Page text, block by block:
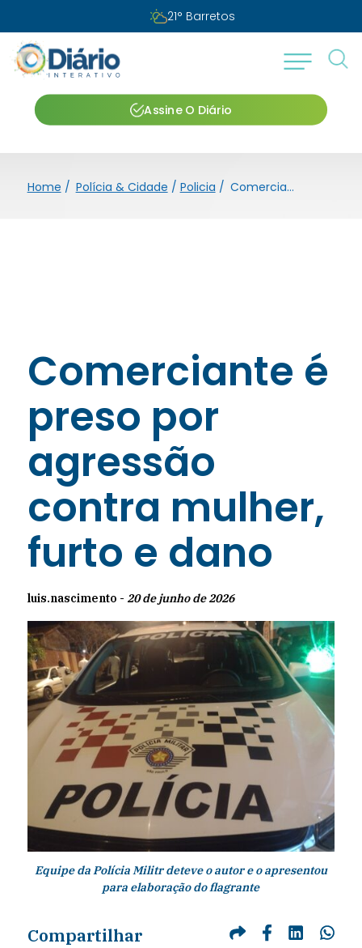
21° Barretos
Assine O Diário
Home / Polícia & Cidade / Policia / Comerciante é preso por agressão contra mulher, furto e dano
Comerciante é
preso por
agressão
contra mulher,
furto e dano
luis.nascimento - 20 de junho de 2026
Equipe da Polícia Militr deteve o autor e o apresentou
para elaboração do flagrante
Compartilhar